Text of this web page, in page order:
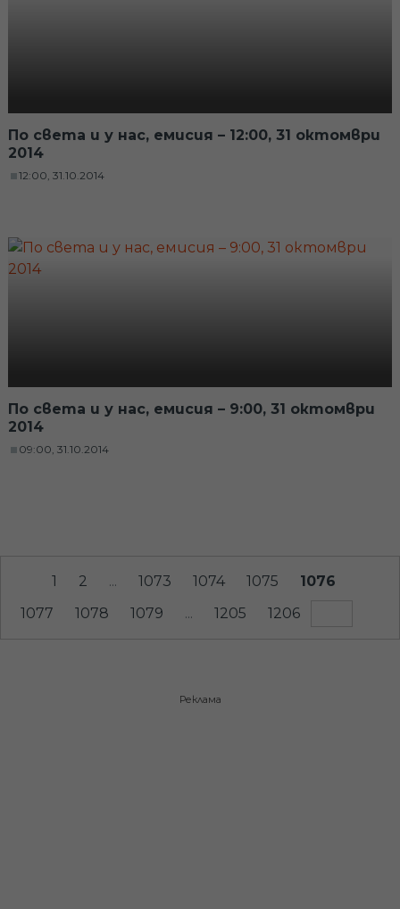
По света и у нас, емисия – 12:00, 31 октомври
2014
12:00, 31.10.2014
По света и у нас, емисия – 9:00, 31 октомври
2014
09:00, 31.10.2014
1 2 ... 1073 1074 1075
1076
1077
1078 1079 ... 1205 1206
Реклама